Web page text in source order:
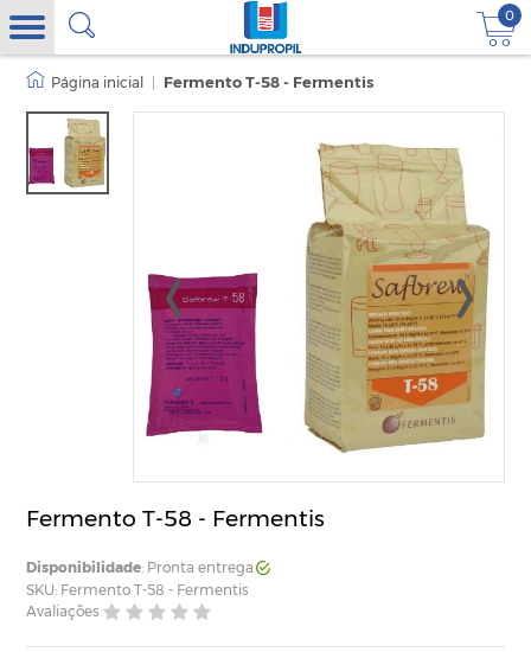
0
Fermento T-58 - Fermentis
Fermento T-58 - Fermentis
Disponibilidade: Pronta entrega
SKU: Fermento T-58 - Fermentis
Avaliações